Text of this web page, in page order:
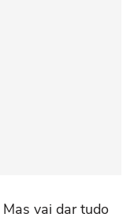
vai dar tudo